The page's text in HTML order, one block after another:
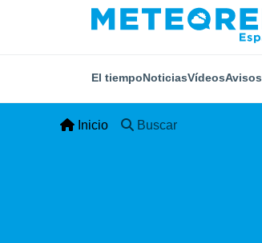
El tiempoNoticiasVídeosAvisos
Inicio Buscar